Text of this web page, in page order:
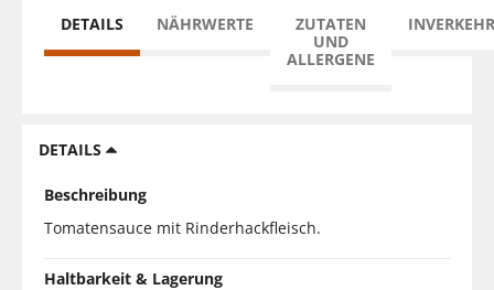
DETAILS NÄHRWERTE
ZUTATEN
UND
ALLERGENE
DETAILS
Beschreibung
Tomatensauce mit Rinderhackfleisch.
Haltbarkeit & Lagerung